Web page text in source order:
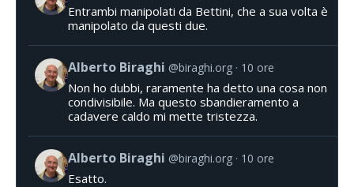
Entrambi manipolati da Bettini, che a sua volta è
manipolato da questi due.
Alberto Biraghi @biraghi.org 10 ore
Non ho dubbi, raramente ha detto una cosa non
condivisibile. Ma questo sbandieramento a
cadavere caldo mi mette tristezza.
Alberto Biraghi @biraghi.org 10 ore
Esatto.